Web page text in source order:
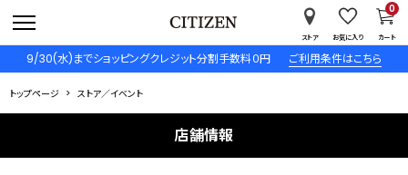
9/30(水)までショッピングクレジット分割手数料０円 ご利用条件はこちら
ストア お気に入り カート
0
トップページ ストア／イベント
店舗情報